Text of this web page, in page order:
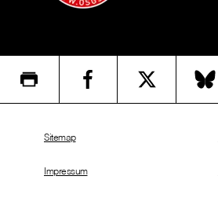
Sitemap
Impressum